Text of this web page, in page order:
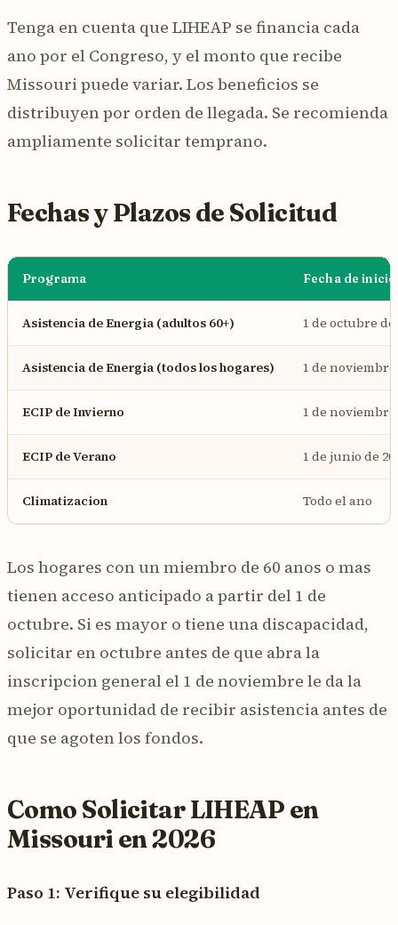
Tenga en cuenta que LIHEAP se financia cada
ano por el Congreso, y el monto que recibe
Missouri puede variar. Los beneficios se
distribuyen por orden de llegada. Se recomienda
ampliamente solicitar temprano.
Fechas y Plazos de Solicitud
Programa Fecha de inicio
Asistencia de Energia (adultos 60+) 1 de octubre de
Asistencia de Energia (todos los hogares) 1 de noviembre
ECIP de Invierno 1 de noviembre
ECIP de Verano 1 de junio de
Climatizacion Todo el ano
Los hogares con un miembro de 60 anos o mas
tienen acceso anticipado a partir del 1 de
octubre. Si es mayor o tiene una discapacidad,
solicitar en octubre antes de que abra la
inscripcion general el 1 de noviembre le da la
mejor oportunidad de recibir asistencia antes de
que se agoten los fondos.
Como Solicitar LIHEAP en
Missouri en 2026
Paso 1: Verifique su elegibilidad